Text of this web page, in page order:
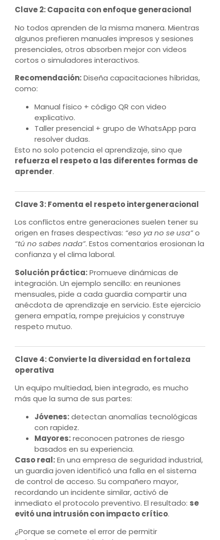
Clave 2: Capacita con enfoque generacional
No todos aprenden de la misma manera. Mientras
algunos prefieren manuales impresos y sesiones
presenciales, otros absorben mejor con videos
cortos o simuladores interactivos.
Recomendación:Diseña capacitaciones híbridas,
como:
Manual físico + código QR con video
explicativo.
Taller presencial + grupo de WhatsApp para
resolver dudas.
Esto no solo potencia el aprendizaje, sino que
refuerza el respeto a las diferentes formas de
aprender.
Clave 3: Fomenta el respeto intergeneracional
Los conflictos entre generaciones suelen tener su
origen en frases despectivas: “eso ya no se usa”o
“tú no sabes nada”. Estos comentarios erosionan la
confianza y el clima laboral.
Solución práctica:Promueve dinámicas de
integración. Un ejemplo sencillo: en reuniones
mensuales, pide a cada guardia compartir una
anécdota de aprendizaje en servicio. Este ejercicio
genera empatía, rompe prejuicios y construye
respeto mutuo.
Clave 4: Convierte la diversidad en fortaleza
operativa
Un equipo multiedad, bien integrado, es mucho
más que la suma de sus partes:
Jóvenes:detectan anomalías tecnológicas
con rapidez.
Mayores:reconocen patrones de riesgo
basados en su experiencia.
Caso real:En una empresa de seguridad industrial,
un guardia joven identificó una falla en el sistema
de control de acceso. Su compañero mayor,
recordando un incidente similar, activó de
inmediato el protocolo preventivo. El resultado: se
evitó una intrusión con impacto crítico.
¿Porque se comete el error de permitir